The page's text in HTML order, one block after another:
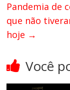
Pandemia de
que não
hoje →
Você